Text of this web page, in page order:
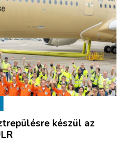
készül az